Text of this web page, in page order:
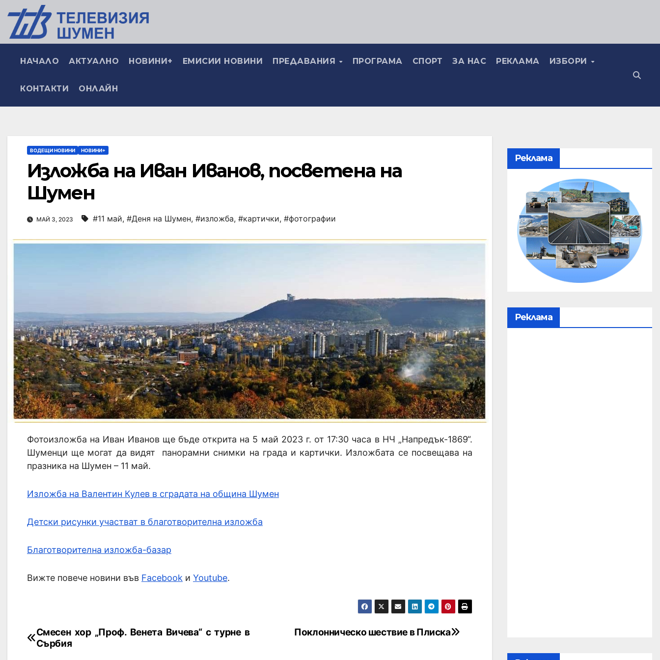
НАЧАЛО АКТУАЛНО НОВИНИ+ ЕМИСИИ НОВИНИ ПРЕДАВАНИЯ ПРОГРАМА СПОРТ ЗА НАС РЕКЛАМА ИЗБОРИ
КОНТАКТИ ОНЛАЙН
ВОДЕЩИ НОВИНИ НОВИНИ+
Изложба на Иван Иванов, посветена на
Шумен
МАЙ 3, 2023 #11 май, #Деня на Шумен, #изложба, #картички, #фотографии
Фотоизложба на Иван Иванов ще бъде открита на 5 май 2023 г. от 17:30 часа в НЧ „Напредък-1869“.
Шуменци ще могат да видят панорамни снимки на града и картички. Изложбата се посвещава на
празника на Шумен – 11 май.
Изложба на Валентин Кулев в сградата на община Шумен
Детски рисунки участват в благотворителна изложба
Благотворителна изложба-базар
Вижте повече новини във Facebook и Youtube.
Поклонническо шествие в Плиска
Смесен хор „Проф. Венета Вичева“ с турне в
Сърбия
Реклама
Реклама